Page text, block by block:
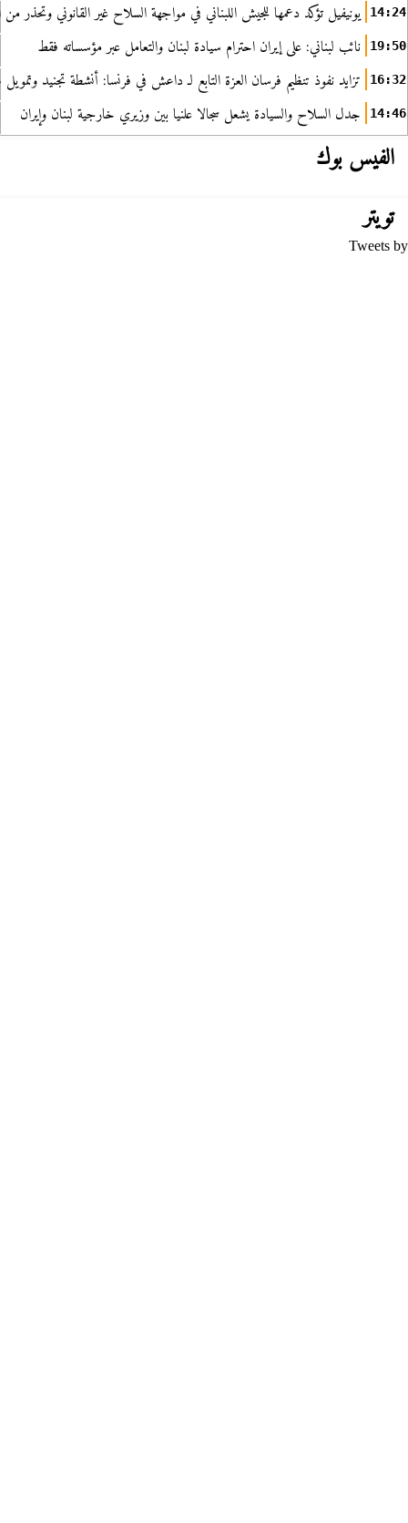
14:24 يونيفيل تؤكد دعمها للجيش اللبناني في مواجهة السلاح غير القانوني وتحذر من
19:50 نائب لبناني: على إيران احترام سيادة لبنان والتعامل عبر مؤسساته فقط
16:32 تزايد نفوذ تنظيم فرسان العزة التابع لـ داعش في فرنسا: أنشطة تجنيد
14:46 جدل السلاح والسيادة يشعل سجالا علنيا بين وزيري خارجية لبنان وإيران
الفيس بوك
تويتر
Tweets by